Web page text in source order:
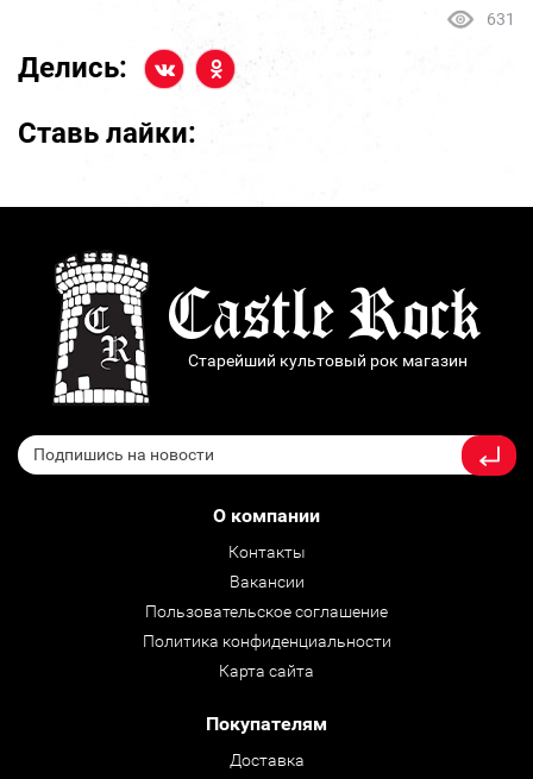
631
Делись:
Ставь лайки:
Старейший культовый рок магазин
О компании
Контакты
Вакансии
Пользовательское соглашение
Политика конфиденциальности
Карта сайта
Покупателям
Доставка